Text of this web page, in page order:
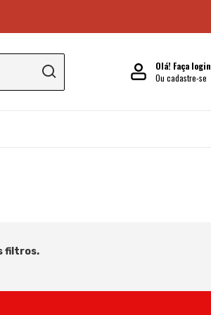
Olá! Faça login
Ou cadastre-se
filtros.